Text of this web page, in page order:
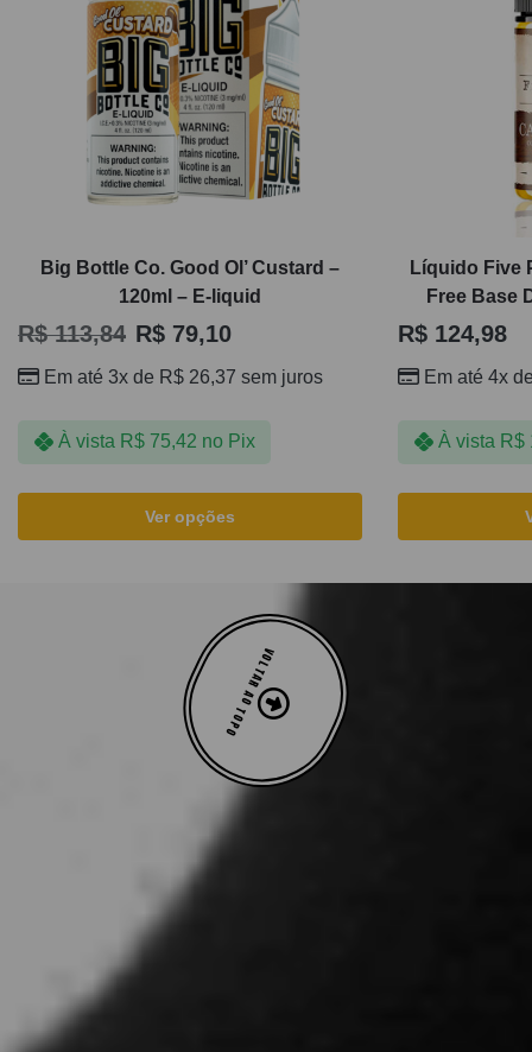
Big Bottle Co. Good Ol’ Custard –
120ml – E-liquid
R$113,84 R$ 79,10
Em até 3x de R$ 26,37 sem juros
À vista R$75,42 no Pix
Ver opções
Líquido Five
Free Base
R$ 124,98
Em até 4x
À vista R$
VOLTAR AO TOPO